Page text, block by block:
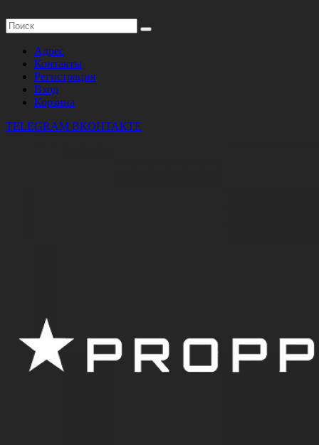
Адрес
Контакты
Регистрация
Вход
Корзина
TELEGRAM ВКОНТАКТЕ